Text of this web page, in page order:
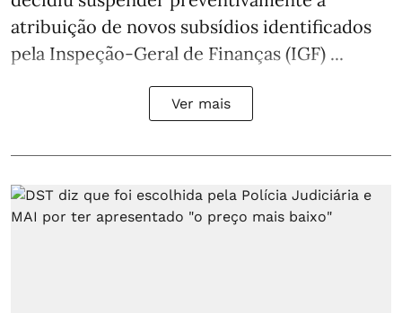
atribuição de novos subsídios identificados
pela Inspeção-Geral de Finanças (IGF) ...
Ver mais